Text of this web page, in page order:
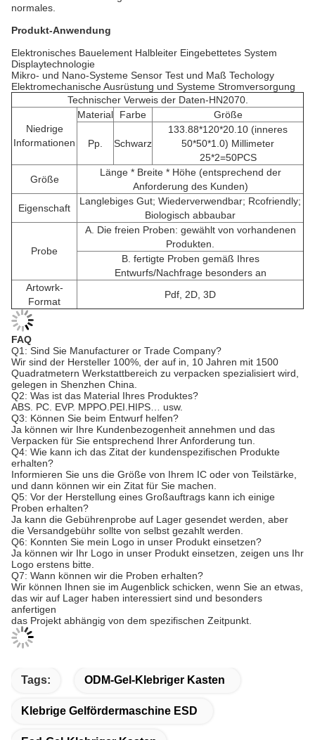
normales.
Produkt-Anwendung
Elektronisches Bauelement Halbleiter Eingebettetes System
Displaytechnologie
Mikro- und Nano-Systeme Sensor Test und Maß Techology
Elektromechanische Ausrüstung und Systeme Stromversorgung
Technischer Verweis der Daten-HN2070.
Niedrige
Informationen
Material Farbe Größe
Pp. Schwarz
133.88*120*20.10 (inneres
50*50*1.0) Millimeter
25*2=50PCS
Größe
Länge * Breite * Höhe (entsprechend der
Anforderung des Kunden)
Eigenschaft
Langlebiges Gut; Wiederverwendbar; Rcofriendly;
Biologisch abbaubar
Probe
A. Die freien Proben: gewählt von vorhandenen
Produkten.
B. fertigte Proben gemäß Ihres
Entwurfs/Nachfrage besonders an
Artowrk-
Format
Pdf, 2D, 3D
FAQ
Q1: Sind Sie Manufacturer or Trade Company?
Wir sind der Hersteller 100%, der auf in, 10 Jahren mit 1500
Quadratmetern Werkstattbereich zu verpacken spezialisiert wird,
gelegen in Shenzhen China.
Q2: Was ist das Material Ihres Produktes?
ABS. PC. EVP. MPPO.PEI.HIPS… usw.
Q3: Können Sie beim Entwurf helfen?
Ja können wir Ihre Kundenbezogenheit annehmen und das
Verpacken für Sie entsprechend Ihrer Anforderung tun.
Q4: Wie kann ich das Zitat der kundenspezifischen Produkte
erhalten?
Informieren Sie uns die Größe von Ihrem IC oder von Teilstärke,
und dann können wir ein Zitat für Sie machen.
Q5: Vor der Herstellung eines Großauftrags kann ich einige
Proben erhalten?
Ja kann die Gebührenprobe auf Lager gesendet werden, aber
die Versandgebühr sollte von selbst gezahlt werden.
Q6: Konnten Sie mein Logo in unser Produkt einsetzen?
Ja können wir Ihr Logo in unser Produkt einsetzen, zeigen uns Ihr
Logo erstens bitte.
Q7: Wann können wir die Proben erhalten?
Wir können Ihnen sie im Augenblick schicken, wenn Sie an etwas,
das wir auf Lager haben interessiert sind und besonders
anfertigen
das Projekt abhängig von dem spezifischen Zeitpunkt.
Tags: ODM-Gel-Klebriger Kasten
Klebrige Gelfördermaschine ESD